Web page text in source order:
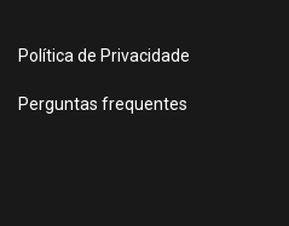
Política de Privacidade
Perguntas frequentes